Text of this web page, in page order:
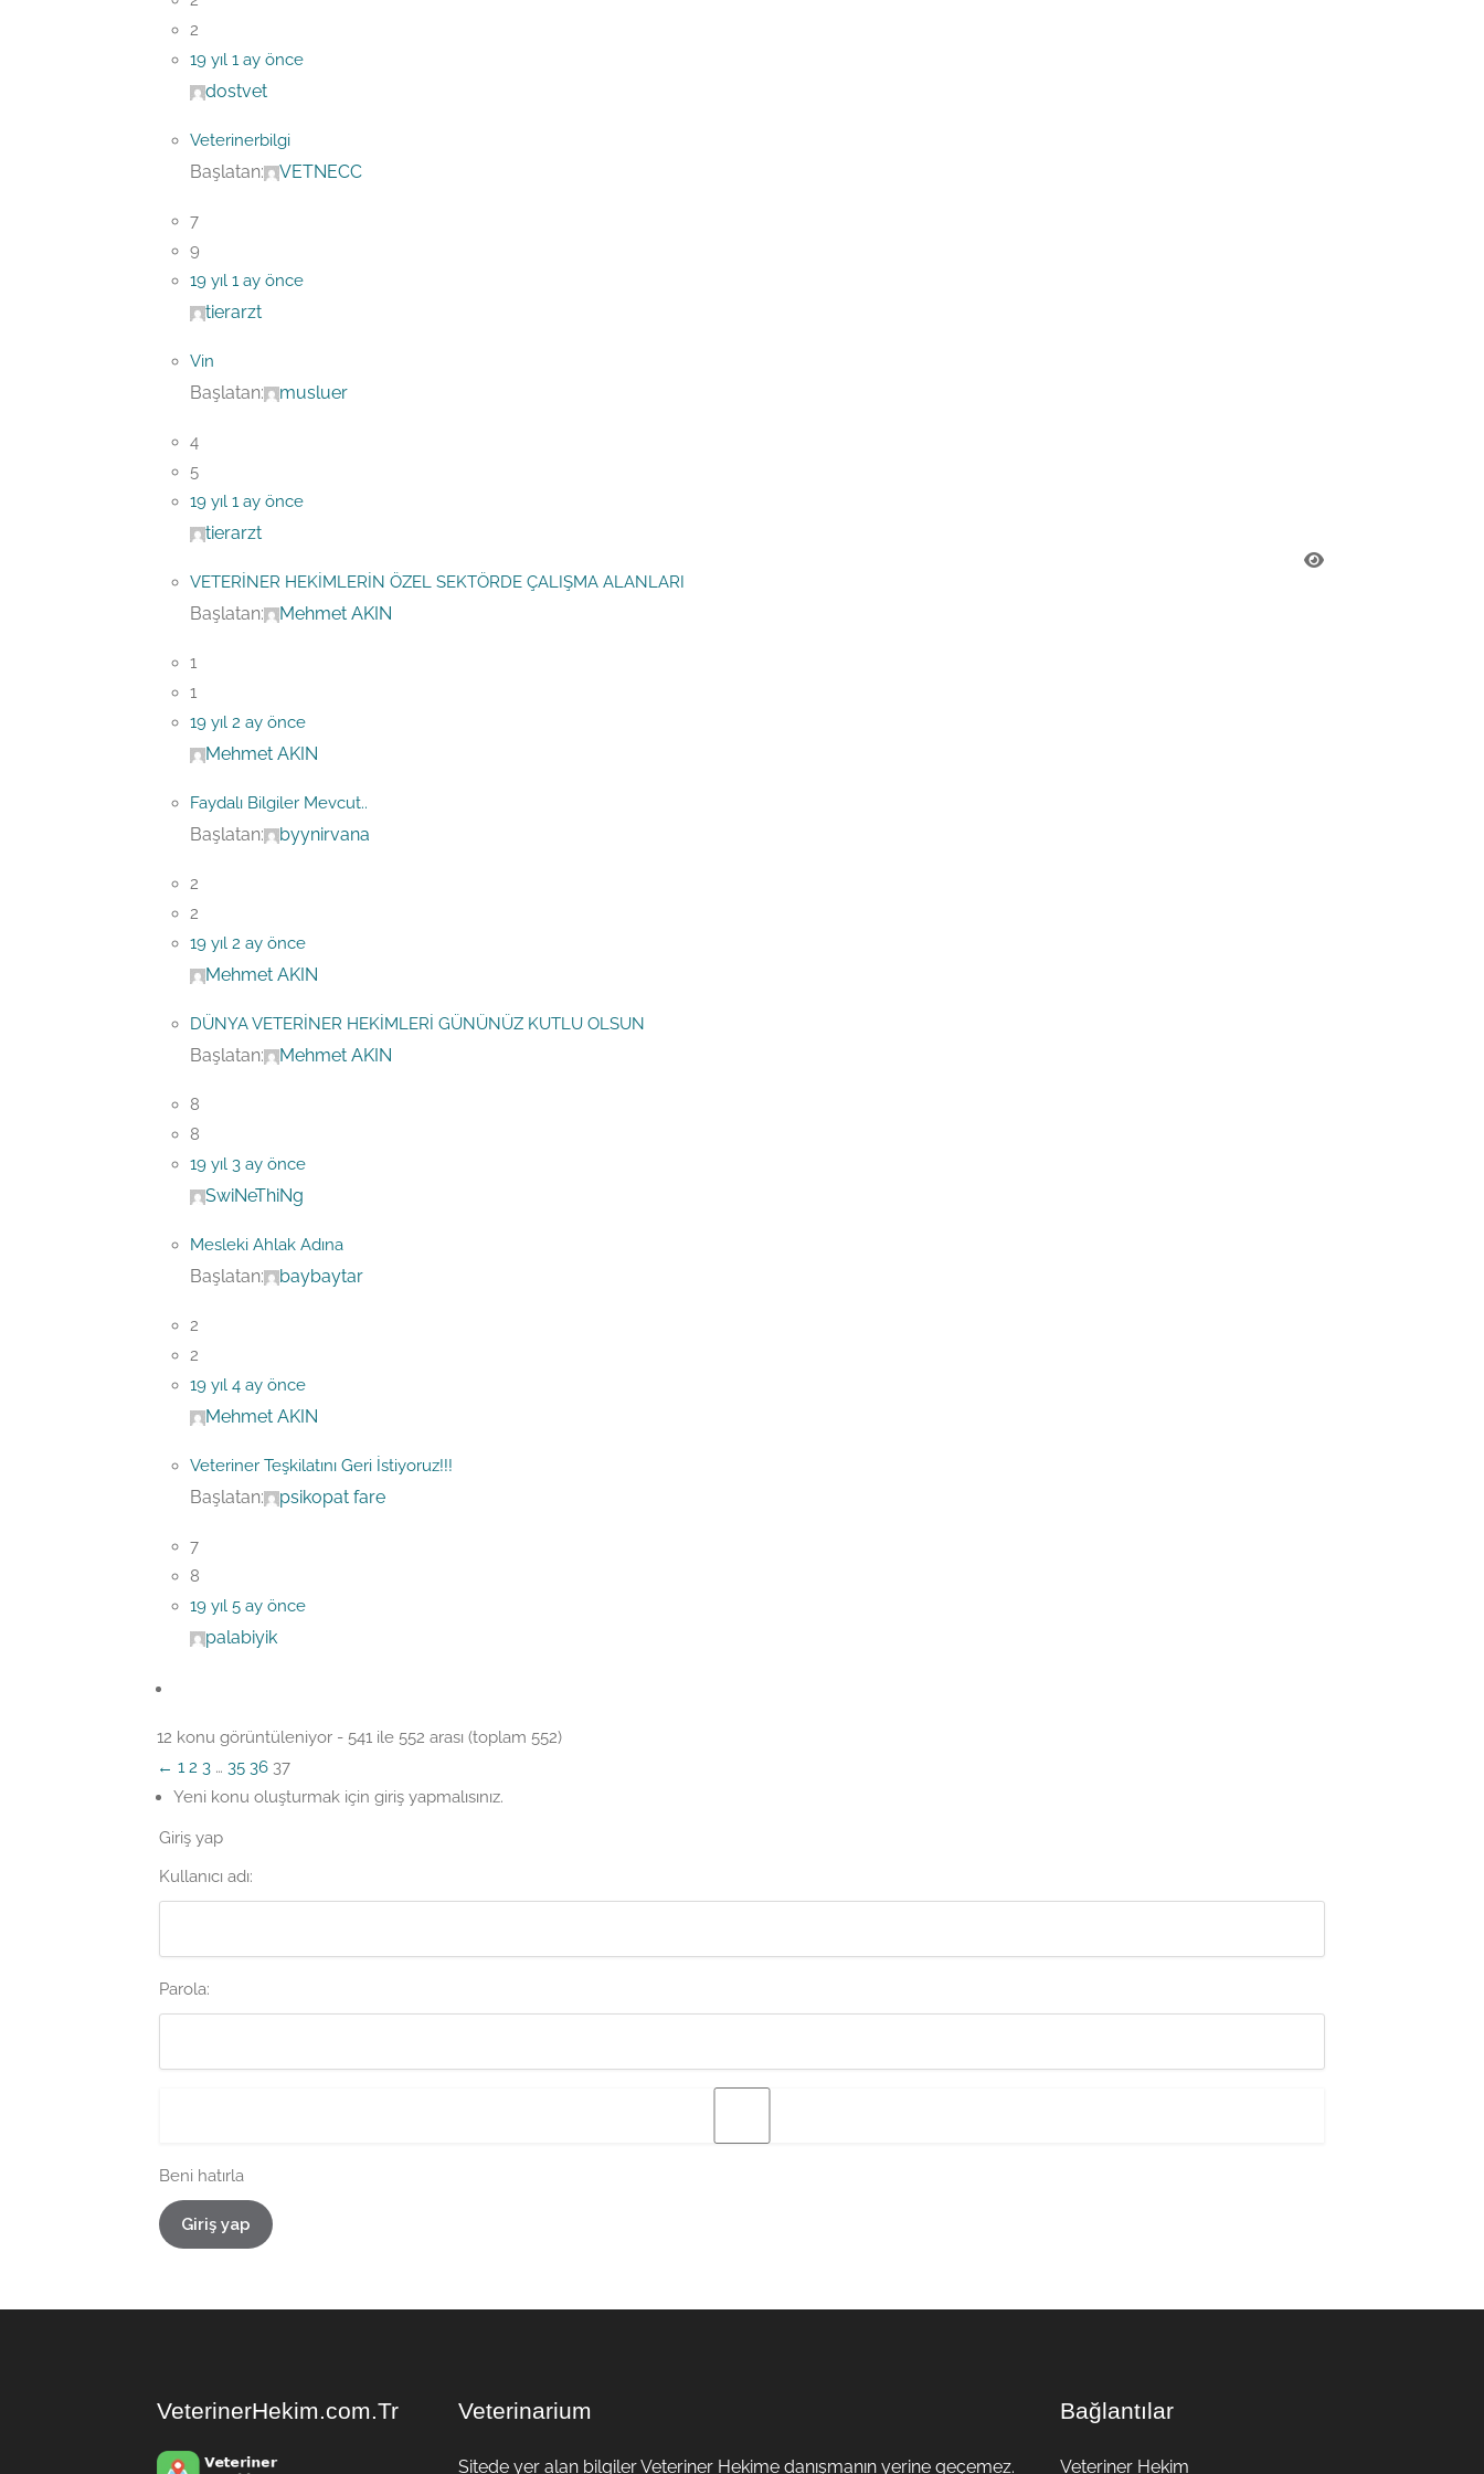
2
19 yıl 1 ay önce
dostvet
Veterinerbilgi
Başlatan: VETNECC
7
9
19 yıl 1 ay önce
tierarzt
Vin
Başlatan: musluer
4
5
19 yıl 1 ay önce
tierarzt
VETERİNER HEKİMLERİN ÖZEL SEKTÖRDE ÇALIŞMA ALANLARI
Başlatan: Mehmet AKIN
1
1
19 yıl 2 ay önce
Mehmet AKIN
Faydalı Bilgiler Mevcut..
Başlatan: byynirvana
2
2
19 yıl 2 ay önce
Mehmet AKIN
DÜNYA VETERİNER HEKİMLERİ GÜNÜNÜZ KUTLU OLSUN
Başlatan: Mehmet AKIN
8
8
19 yıl 3 ay önce
SwiNeThiNg
Mesleki Ahlak Adına
Başlatan: baybaytar
2
2
19 yıl 4 ay önce
Mehmet AKIN
Veteriner Teşkilatını Geri İstiyoruz!!!
Başlatan: psikopat fare
7
8
19 yıl 5 ay önce
palabiyik
12 konu görüntüleniyor - 541 ile 552 arası (toplam 552)
← 1 2 3 … 35 36 37
Yeni konu oluşturmak için giriş yapmalısınız.
Giriş yap
Kullanıcı adı:
Parola:
Beni hatırla
Giriş yap
VeterinerHekim.com.Tr Veterinarium
Sitede yer alan bilgiler Veteriner Hekime danışmanın yerine geçemez.
Bağlantılar
Veteriner Hekim